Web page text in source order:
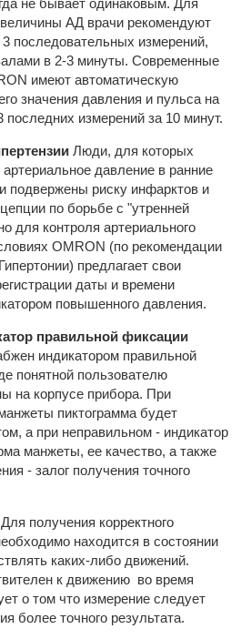
АД врачи рекомендуют
последовательных измерений,
в 2-3 минуты. Современные
имеют автоматическую
значения давления и пульса на
последних измерений за 10 минут.
Люди, для которых
давление в ранние
подвержены риску инфарктов и
по борьбе с "утренней
для контроля артериального
OMRON (по рекомендации
предлагает свои
даты и времени
повышенного давления.
правильной фиксации
индикатором правильной
понятной пользователю
на корпусе прибора. При
пиктограмма будет
а при неправильном - индикатор
манжеты, ее качество, а также
- залог получения точного
Для получения корректного
находится в состоянии
каких-либо движений.
к движению во время
о том что измерение следует
более точного результата.